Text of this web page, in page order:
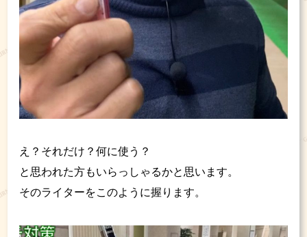
え？それだけ？何に使う？
と思われた方もいらっしゃるかと思います。
そのライターをこのように握ります。